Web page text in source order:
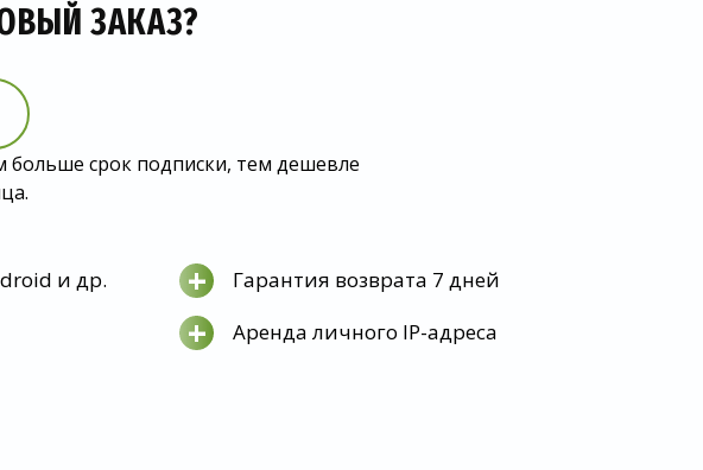
ЗАКАЗ?
больше срок подписки, тем дешевле
и др. + Гарантия возврата 7 дней
+ Аренда личного IP-адреса